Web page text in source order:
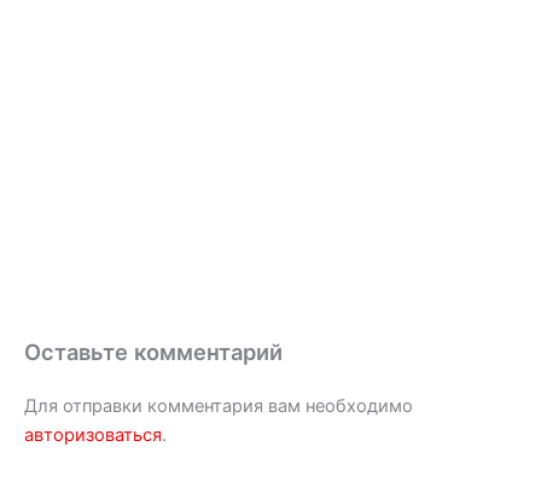
Оставьте комментарий
Для отправки комментария вам необходимо
авторизоваться.